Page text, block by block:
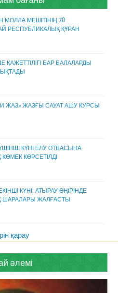
МОЛЛА МЕШІТІНІҢ 70
РЕСПУБЛИКАЛЫҚ ҚҰРАН
ҚАЖЕТТІЛІГІ БАР БАЛАЛАРДЫ
ЖАЗ» ЖАЗҒЫ САУАТ АШУ КУРСЫ
КҮНІ ЕЛУ ОТБАСЫНА
КӨРСЕТІЛДІ
КҮНІ: АТЫРАУ ӨҢІРІНДЕ
ЖАЛҒАСТЫ
қарау
әлемі